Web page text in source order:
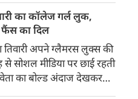
पर तहलका मचाती रहती हैं।
निक्की ने मरून कलर की
में अपनी कुछ सुपर सिजलिंग
शेयर की है। खूबसूरत शिमरी
में निक्की की अदाएं देखने
है।
का कॉलेज गर्ल लुक,
का दिल
तिवारी अपने ग्लैमरस लुक्स की
सोशल मीडिया पर छाई रहती
का बोल्ड अंदाज देखकर